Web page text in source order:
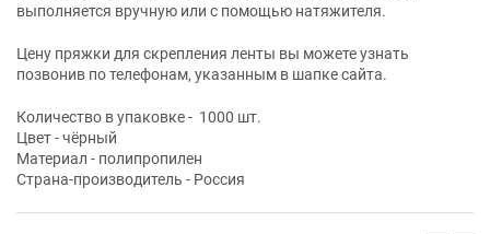
выполняется вручную или с помощью натяжителя.
Цену пряжки для скрепления ленты вы можете узнать
позвонив по телефонам, указанным в шапке сайта.
Количество в упаковке - 1000 шт.
Цвет - чёрный
Материал - полипропилен
Страна-производитель - Россия